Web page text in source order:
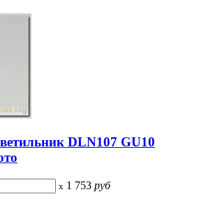
DLN107 GU10
x 1 753 руб